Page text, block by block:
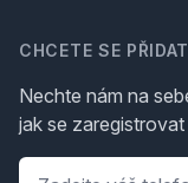
CHCETE SE
Nechte nám na
jak se
Telefon